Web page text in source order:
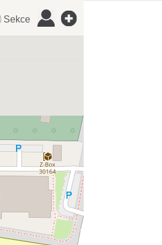
Sekce